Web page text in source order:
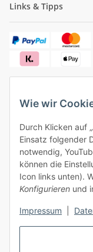
Wie wir
Durch Klicken auf
Einsatz folgender
notwendig,
können die
Icon links unten).
Konfigurieren und
Impressum
Links & Tipps
Sicher bezahlen,
Ein Monat